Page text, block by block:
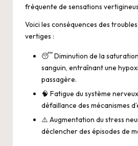
fréquente de sensations
Voici les conséquences des
vertiges :
😴 Diminution de la
sanguin, entraînant une
passagère.
🧠 Fatigue du système
défaillance des mécanismes
⚠️ Augmentation du stress
déclencher des épisodes de